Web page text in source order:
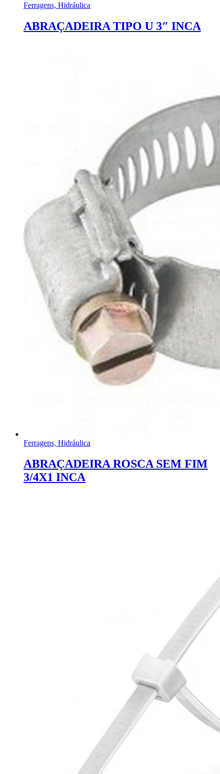
Ferragens, Hidráulica
ABRAÇADEIRA TIPO U 3″ INCA
Ferragens, Hidráulica
ABRAÇADEIRA ROSCA SEM FIM
3/4X1 INCA